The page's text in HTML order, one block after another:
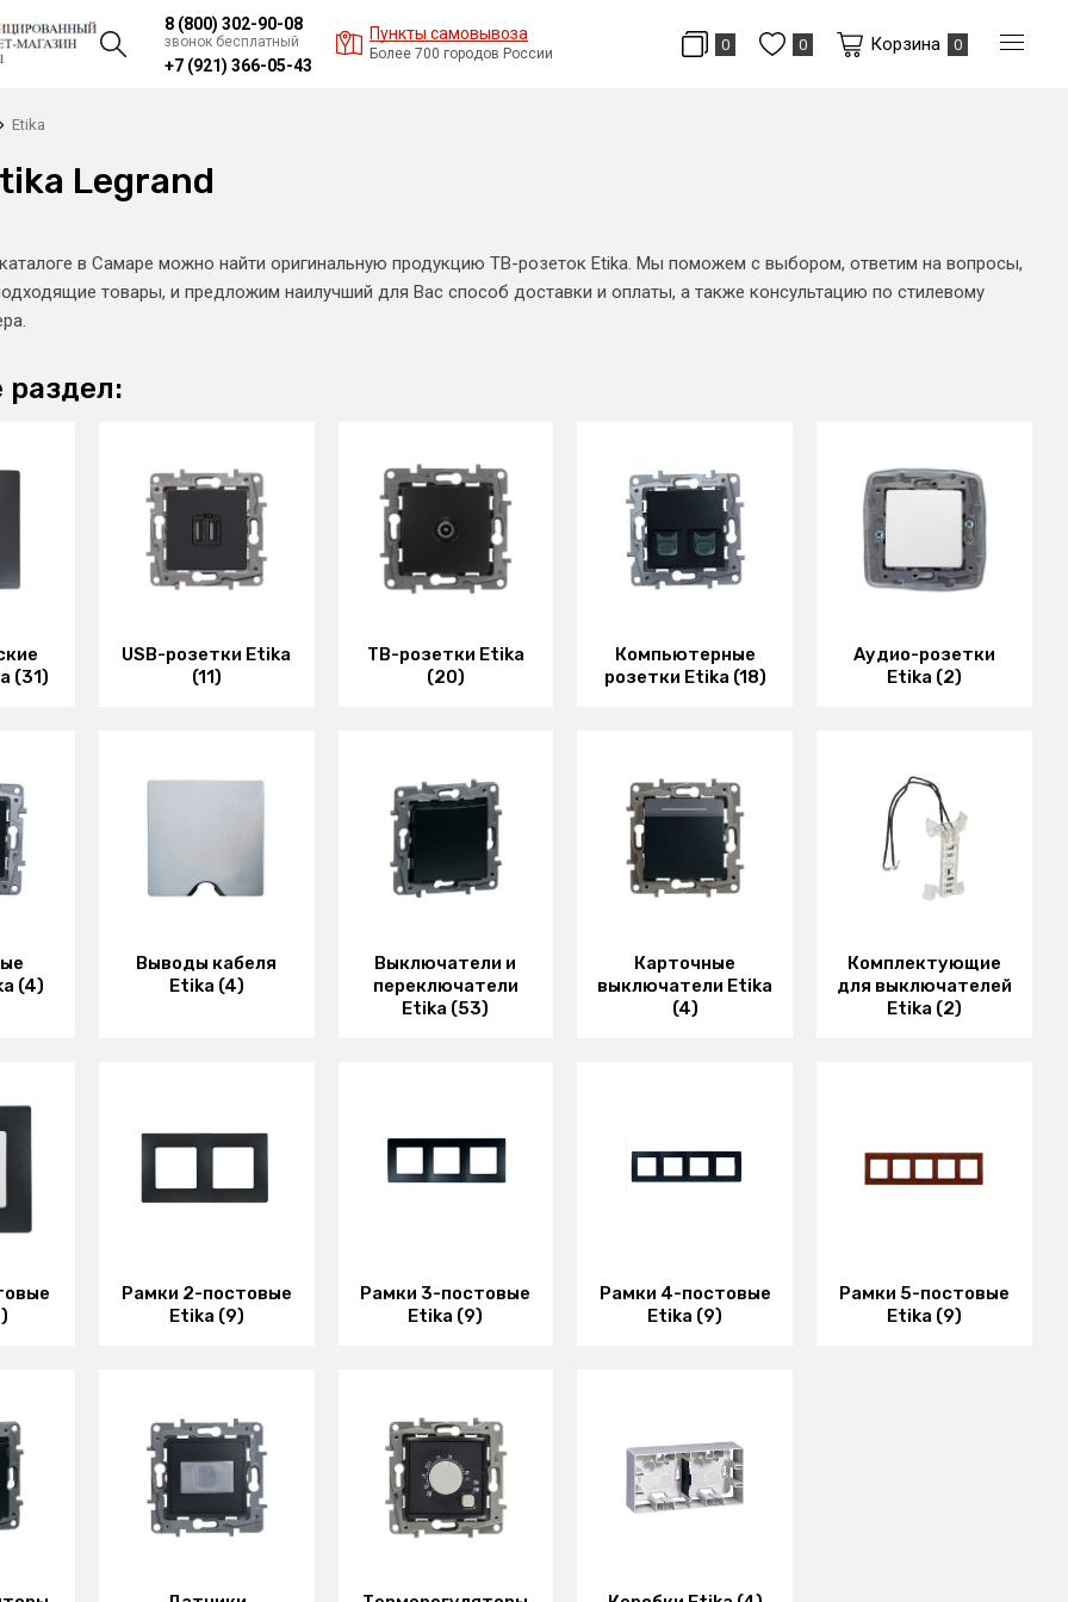
8 (800) 302-90-08
звонок бесплатный
+7 (921) 366-05-43
Пункты самовывоза
Более 700 городов России
0 0 Корзина 0
Etika
Legrand
в Самаре можно найти оригинальную продукцию ТВ-розеток Etika. Мы поможем с выбором, ответим на вопросы,
товары, и предложим наилучший для Вас способ доставки и оплаты, а также консультацию по стилевому
раздел:
(31)
USB-розетки Etika
(11)
ТВ-розетки Etika
(20)
Компьютерные
розетки Etika (18)
Аудио-розетки
Etika (2)
(4)
Выводы кабеля
Etika (4)
Выключатели и
переключатели
Etika (53)
Карточные
выключатели Etika
(4)
Комплектующие
для выключателей
Etika (2)
Рамки 2-постовые
Etika (9)
Рамки 3-постовые
Etika (9)
Рамки 4-постовые
Etika (9)
Рамки 5-постовые
Etika (9)